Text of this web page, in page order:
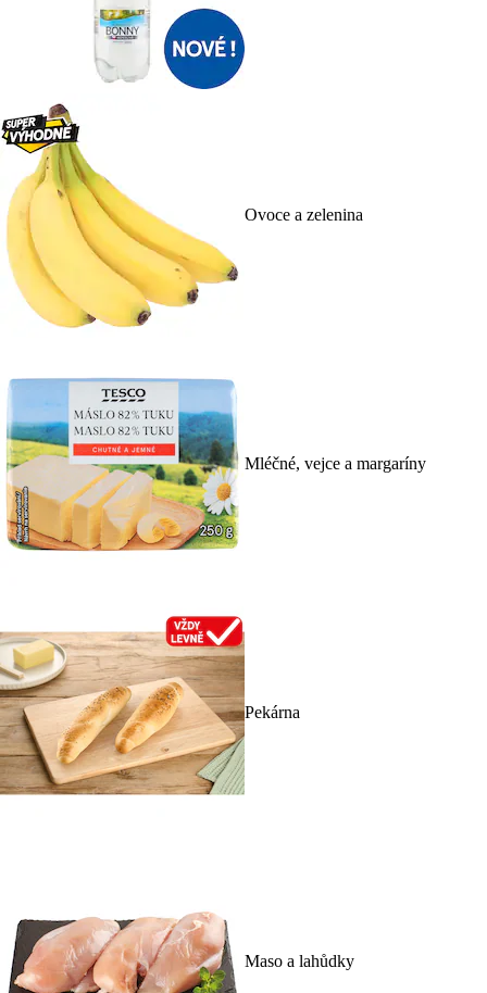
Ovoce a zelenina
Mléčné, vejce a margaríny
Pekárna
Maso a lahůdky